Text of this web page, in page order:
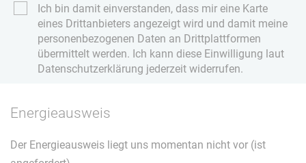
Ich bin damit einverstanden, dass mir eine Karte
eines Drittanbieters angezeigt wird und damit meine
personenbezogenen Daten an Drittplattformen
übermittelt werden. Ich kann diese Einwilligung laut
Datenschutzerklärung jederzeit widerrufen.
Energieausweis
Der Energieausweis liegt uns momentan nicht vor (ist